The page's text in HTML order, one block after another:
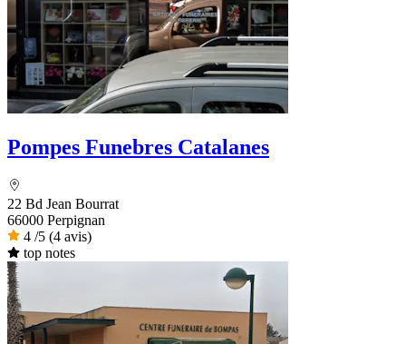
Pompes Funebres Catalanes
22 Bd Jean Bourrat
66000 Perpignan
4 /5 (4 avis)
top notes